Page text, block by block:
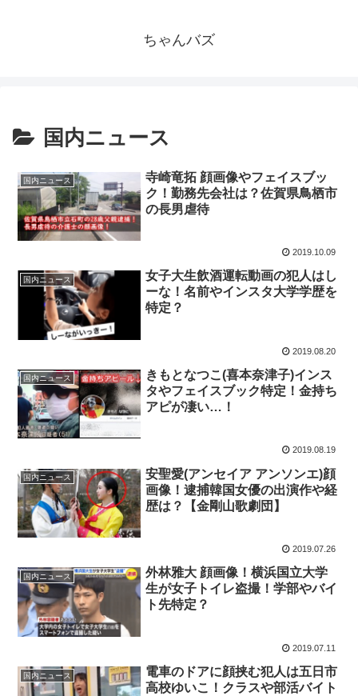
ちゃんバズ
国内ニュース
国内ニュース
寺崎竜拓 顔画像やフェイスブッ
ク！勤務先会社は？佐賀県鳥栖市
の長男虐待
2019.10.09
国内ニュース
女子大生飲酒運転動画の犯人はし
ーな！名前やインスタ大学学歴を
特定？
2019.08.20
国内ニュース
きもとなつこ(喜本奈津子)インス
タやフェイスブック特定！金持ち
アピが凄い…！
2019.08.19
国内ニュース
安聖愛(アンセイア アンソンエ)顔
画像！逮捕韓国女優の出演作や経
歴は？【金剛山歌劇団】
2019.07.26
国内ニュース
外林雅大 顔画像！横浜国立大学
生が女子トイレ盗撮！学部やバイ
ト先特定？
2019.07.11
国内ニュース
電車のドアに顔挟む犯人は五日市
高校ゆいこ！クラスや部活バイト